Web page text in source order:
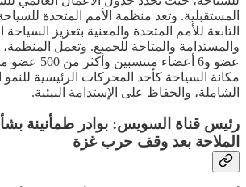
المستقبلية. وتعد منظمة الأمم المتحدة
التابعة للأمم المتحدة والمعنية بتعزيز
عضو و6 أعضاء
مكانة السياحة كأحد المحركات الرئيسية للنمو
الشاملة، والحفاظ على الإستدامة البيئية.
رئيس قناة السويس: بوادر طمأنينة
الملاحة بعد وقف حرب غزة